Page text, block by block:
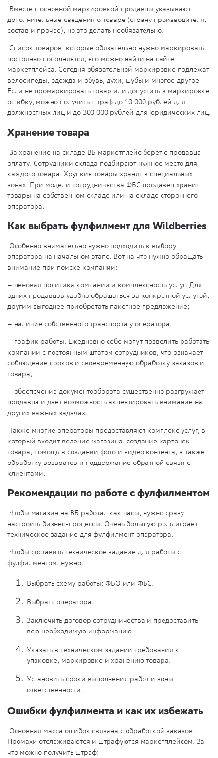
Вместе с основной маркировкой продавцы указывают
дополнительные сведения о товаре (страну производителя,
состав и прочее), но это делать необязательно.
Список товаров, которые обязательно нужно маркировать
постоянно пополняется, его можно найти на сайте
маркетплейса. Сегодня обязательной маркировке подлежат
велосипеды, одежда и обувь, духи, шубы и многое другое.
Если не промаркировать товар или допустить в маркировке
ошибку, можно получить штраф до 10 000 рублей для
должностных лиц и до 300 000 рублей для юридических лиц.
Хранение товара
За хранение на складе ВБ маркетплейс берёт с продавца
оплату. Сотрудники склада подбирают нужное место для
каждого товара. Хрупкие товары хранят в специальных
зонах. При модели сотрудничества ФБС продавец хранит
товары на собственном складе или на складе стороннего
оператора.
Как выбрать фулфилмент для Wildberries
Особенно внимательно нужно подходить к выбору
оператора на начальном этапе. Вот на что нужно обращать
внимание при поиске компании:
– ценовая политика компании и комплексность услуг. Для
одних продавцов удобно обращаться за конкретной услугой,
другим выгоднее приобретать пакетное предложение;
– наличие собственного транспорта у оператора;
– график работы. Ежедневно себе могут позволить работать
компании с постоянным штатом сотрудников, что означает
соблюдение сроков и своевременную обработку заказов и
товара;
– обеспечение документооборота существенно разгружает
продавца и даёт возможность акцентировать внимание на
других важных задачах.
Также многие операторы предоставляют комплекс услуг, в
который входит ведение магазина, создание карточек
товара, помощь в создании фото и видео контента, а также
обработку возвратов и поддержание обратной связи с
клиентами.
Рекомендации по работе с фулфилментом
Чтобы магазин на ВБ работал как часы, нужно сразу
настроить бизнес-процессы. Очень большую роль играет
техническое задание для фулфилмент оператора.
Чтобы составить техническое задание для работы с
фулфилментом, нужно:
Выбрать схему работы: ФБО или ФБС.
Выбрать оператора.
Заключить договор сотрудничества и предоставить
всю необходимую информацию.
Указать в техническом задании требования к
упаковке, маркировке и хранению товара.
Установить сроки выполнения работ и зоны
ответственности.
Ошибки фулфилмента и как их избежать
Основная масса ошибок связана с обработкой заказов.
Промахи отслеживаются и штрафуются маркетплейсом. За
что можно получить штраф: